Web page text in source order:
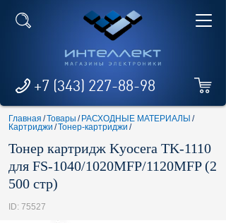
+7 (343) 227-88-98
Главная /Товары / РАСХОДНЫЕ МАТЕРИАЛЫ /
Картриджи /Тонер-картриджи /
Тонер картридж Kyocera TK-1110
для FS-1040/1020MFP/1120MFP (2
500 стр)
ID: 75527